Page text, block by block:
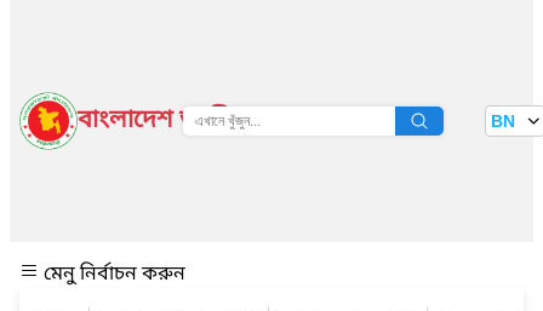
বাংলাদেশ জাতীয় তথ্য বাতায়ন BN
মেনু নির্বাচন করুন